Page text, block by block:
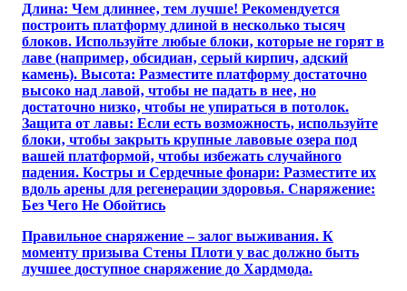
Длина: Чем длиннее‚ тем лучше! Рекомендуется
построить платформу длиной в несколько тысяч
блоков. Используйте любые блоки‚ которые не горят в
лаве (например‚ обсидиан‚ серый кирпич‚ адский
камень). Высота: Разместите платформу достаточно
высоко над лавой‚ чтобы не падать в нее‚ но
достаточно низко‚ чтобы не упираться в потолок.
Защита от лавы: Если есть возможность‚ используйте
блоки‚ чтобы закрыть крупные лавовые озера под
вашей платформой‚ чтобы избежать случайного
падения. Костры и Сердечные фонари: Разместите их
вдоль арены для регенерации здоровья. Снаряжение:
Без Чего Не Обойтись
Правильное снаряжение – залог выживания. К
моменту призыва Стены Плоти у вас должно быть
лучшее доступное снаряжение до Хардмода.